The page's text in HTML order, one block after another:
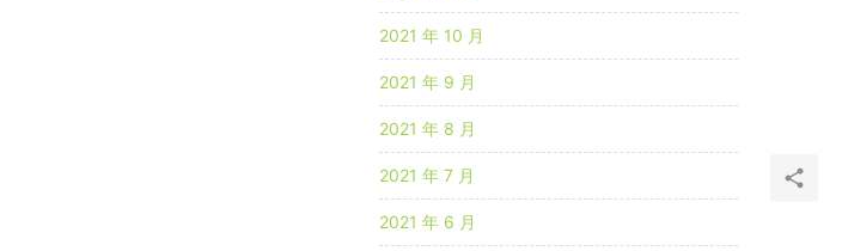
2021 年 10 月
2021 年 9 月
2021 年 8 月
2021 年 7 月
2021 年 6 月